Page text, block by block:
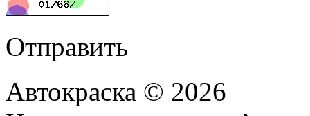
Отправить
Автокраска © 2026